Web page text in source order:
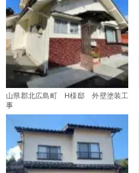
山県郡北広島町 H様邸 外壁塗装工
事